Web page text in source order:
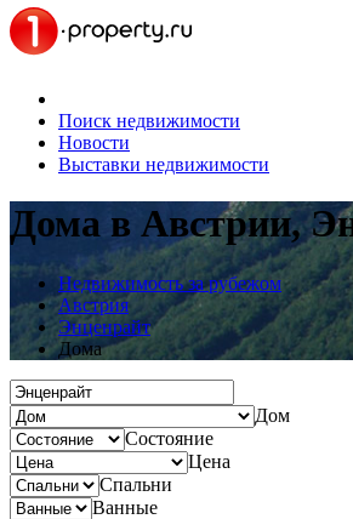
Поиск недвижимости
Новости
Выставки недвижимости
Дома в Австрии,
Недвижимость за рубежом
Австрия
Энценрайт
Дома
Дом
Состояние
Цена
Спальни
Ванные